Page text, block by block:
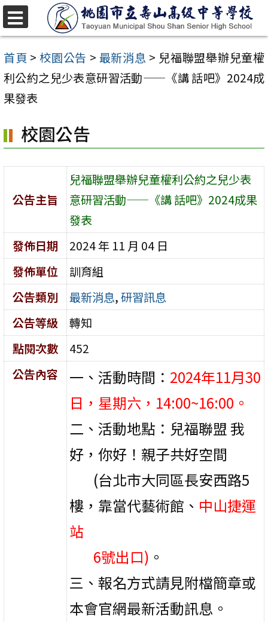
跳
至
主
要
內
區
首頁 > 校園公告 > 最新消息 > 兒福聯盟舉辦兒童權
利公約之兒少表意研習活動——《講 話吧》2024成
果發表
校園公告
公告主旨
兒福聯盟舉辦兒童權利公約之兒少表
意研習活動——《講 話吧》2024成果
發表
發佈日期
2024 年 11 月 04 日
發佈單位
訓育組
公告類別
最新消息,研習訊息
公告等級
轉知
點閱次數
452
公告內容
一、活動時間： 2024年11月30
日，星期六，14:00~16:00。
二、活動地點：兒福聯盟 我
好，你好！親子共好空間
(台北市大同區長安西路5
樓，靠當代藝術館、 中山捷運
站
6號出口) 。
三、報名方式請見附檔簡章或
本會官網最新活動訊息。
選
單